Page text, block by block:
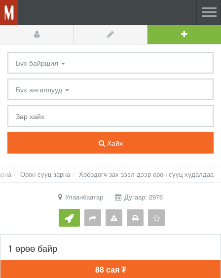
Бүх байршил
Бүх ангиллууд
Хайх
Орон сууц зарна Хоёрдогч зах зээл дээр орон сууц худалдаа
Улаанбаатар Дугаар: 2976
1 өрөө байр
88 сая ₮